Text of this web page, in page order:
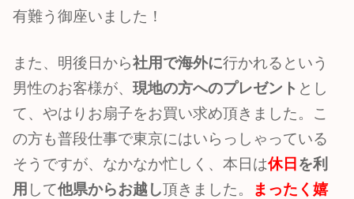
有難う御座いました！
また、明後日から社用で海外に行かれるという
男性のお客様が、 現地の方へのプレゼント とし
て、やはりお扇子をお買い求め頂きました。こ
の方も普段仕事で東京にはいらっしゃっている
そうですが、なかなか忙しく、本日は休日 を利
用 して他県からお越し頂きました。
まったく嬉